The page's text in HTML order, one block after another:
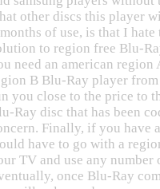
other discs this player
of use, is that I
to region free Blu-
need an american region
B Blu-Ray player
you close to the price to
Ray disc that has been
Finally, if you have
have to go with a
TV and use any
once Blu-Ray